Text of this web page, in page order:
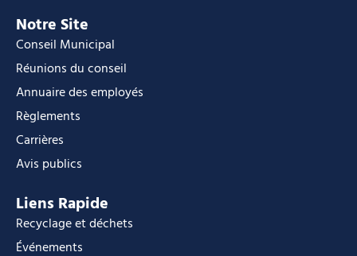
Notre Site
Conseil Municipal
Réunions du conseil
Annuaire des employés
Règlements
Carrières
Avis publics
Liens Rapide
Recyclage et déchets
Événements